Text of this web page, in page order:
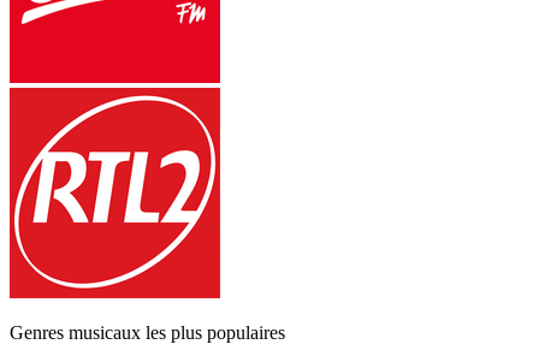
Genres musicaux les plus populaires